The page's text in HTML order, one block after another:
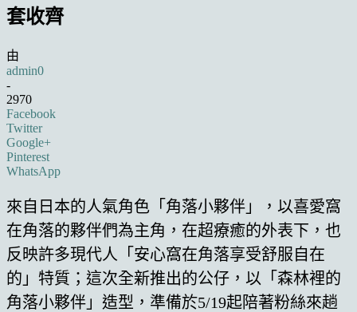
套收齊
由
admin0
-
2970
Facebook
Twitter
Google+
Pinterest
WhatsApp
來自日本的人氣角色「角落小夥伴」，以喜愛窩
在角落的夥伴們為主角，在超療癒的外表下，也
反映許多現代人「安心窩在角落享受舒服自在
的」特質；這次全新推出的公仔，以「森林裡的
角落小夥伴」造型，準備於5/19起陪著粉絲來趟